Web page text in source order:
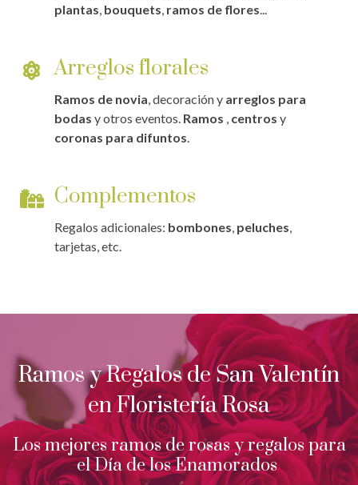
plantas, bouquets, ramos de flores...
Arreglos florales
Ramos de novia, decoración y arreglos para
bodas y otros eventos. Ramos , centros y
coronas para difuntos.
Complementos
Regalos adicionales: bombones, peluches,
tarjetas, etc.
Ramos y Regalos de San Valentín
en Floristería Rosa
Los mejores ramos de rosas y regalos para
el Día de los Enamorados